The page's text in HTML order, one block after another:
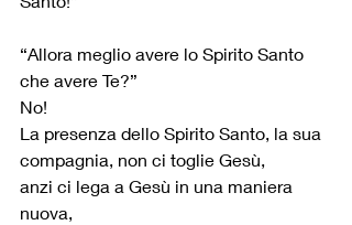
“Allora meglio avere lo Spirito Santo
che avere Te?”
No!
La presenza dello Spirito Santo, la sua
compagnia, non ci toglie Gesù,
anzi ci lega a Gesù in una maniera
nuova,